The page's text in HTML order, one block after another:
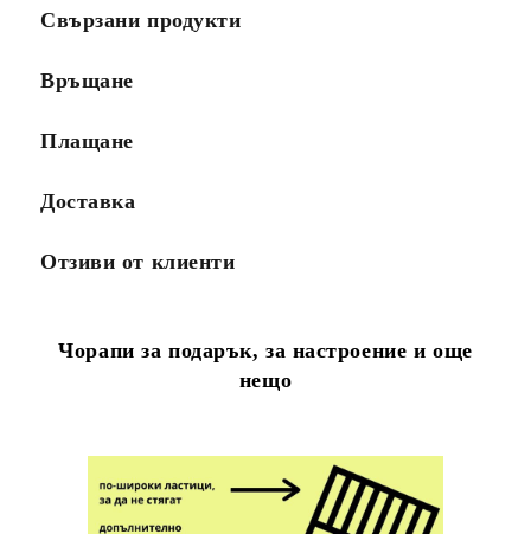
Свързани продукти
Връщане
Плащане
Доставка
Отзиви от клиенти
Чорапи за подарък, за настроение и още
нещо